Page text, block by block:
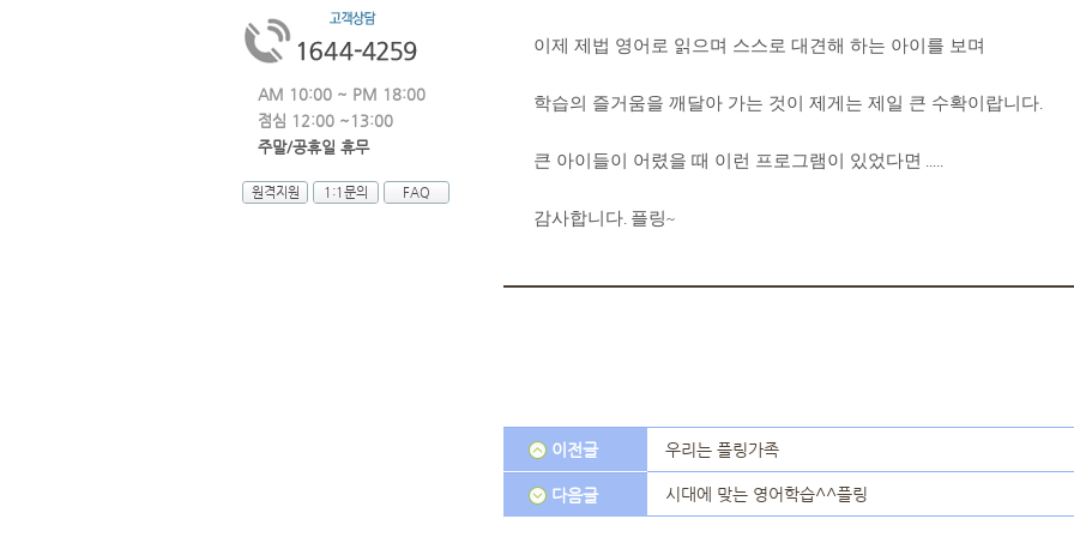
AM 10:00 ~ PM 18:00
점심 12:00 ~13:00
주말/공휴일 휴무
원격지원 1:1문의 FAQ
이제 제법 영어로 읽으며 스스로 대견해 하는 아이를 보며
학습의 즐거움을 깨달아 가는 것이 제게는 제일 큰 수확이랍니다.
큰 아이들이 어렸을 때 이런 프로그램이 있었다면 .....
감사합니다. 플링~
이전글 우리는 플링가족
다음글 시대에 맞는 영어학습^^플링